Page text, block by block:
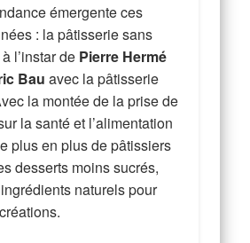
émergente ces
: la pâtisserie sans
l’instar de Pierre Hermé
Bau avec la pâtisserie
la montée de la prise de
la santé et l’alimentation
plus en plus de pâtissiers
desserts moins sucrés,
naturels pour